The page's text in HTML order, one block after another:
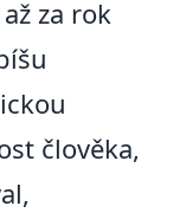
za rok
člověka,